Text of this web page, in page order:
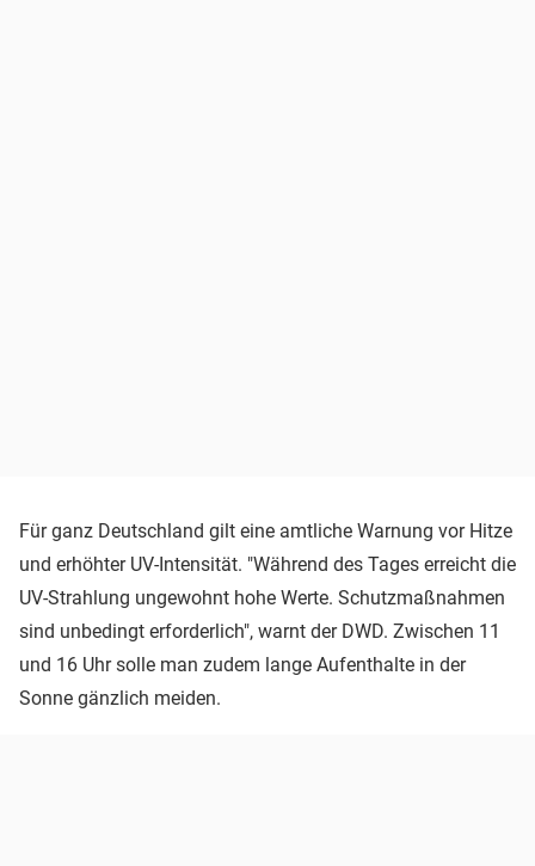
Für ganz Deutschland gilt eine amtliche Warnung vor Hitze
und erhöhter UV-Intensität. "Während des Tages erreicht die
UV-Strahlung ungewohnt hohe Werte. Schutzmaßnahmen
sind unbedingt erforderlich", warnt der DWD. Zwischen 11
und 16 Uhr solle man zudem lange Aufenthalte in der
Sonne gänzlich meiden.